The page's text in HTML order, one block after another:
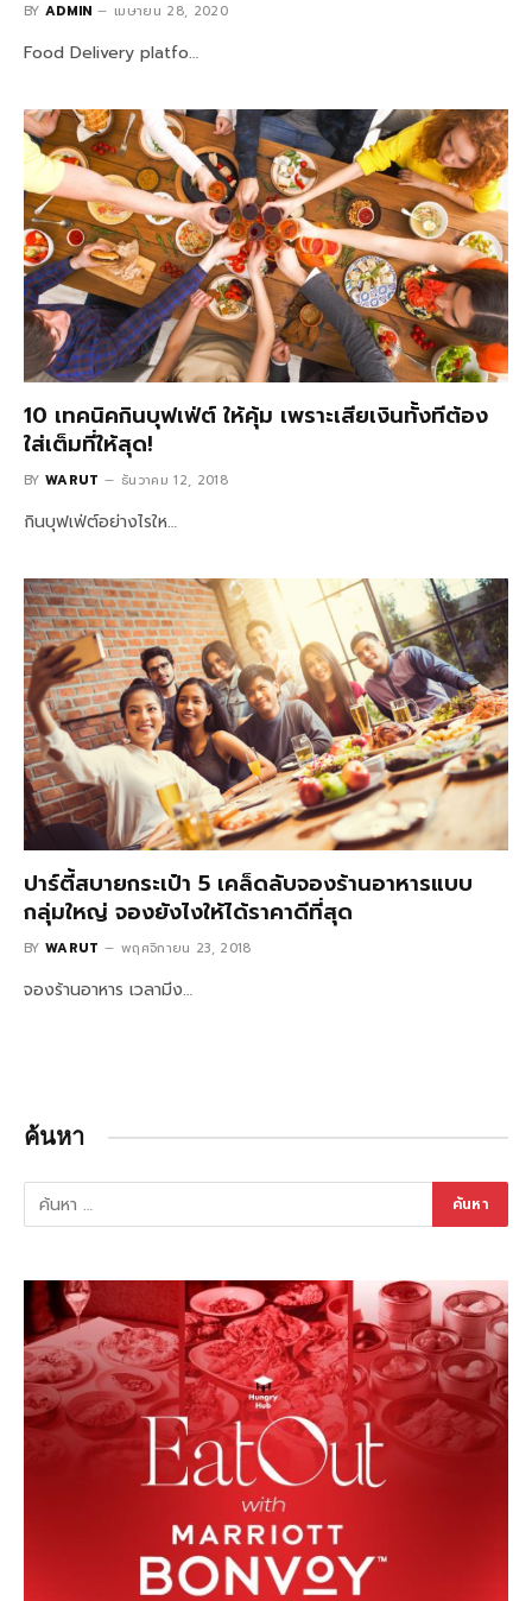
BY ADMIN เมษายน 28, 2020
Food Delivery platfo…
10 เทคนิคกินบุฟเฟ่ต์ ให้คุ้ม เพราะเสียเงินทั้งทีต้อง
ใส่เต็มที่ให้สุด!
BY WARUT ธันวาคม 12, 2018
กินบุฟเฟ่ต์อย่างไรให…
ปาร์ตี้สบายกระเป๋า 5 เคล็ดลับจองร้านอาหารแบบ
กลุ่มใหญ่ จองยังไงให้ได้ราคาดีที่สุด
BY WARUT พฤศจิกายน 23, 2018
จองร้านอาหาร เวลามีง…
ค้นหา